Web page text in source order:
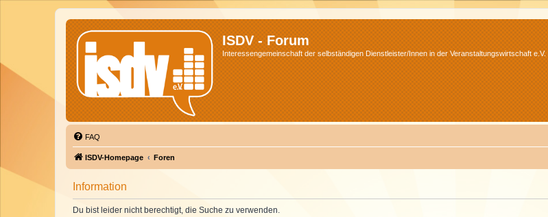
ISDV - Forum
Interessengemeinschaft der selbständigen Dienstleister/Innen in der Veranstaltungswirtschaft e.V.
FAQ
ISDV-Homepage Foren
Information
Du bist leider nicht berechtigt, die Suche zu verwenden.